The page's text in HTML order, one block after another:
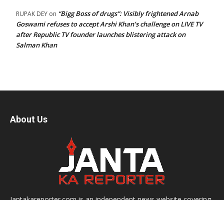
RUPAK DEY on “Bigg Boss of drugs”: Visibly frightened Arnab
Goswami refuses to accept Arshi Khan’s challenge on LIVE TV
after Republic TV founder launches blistering attack on
Salman Khan
About Us